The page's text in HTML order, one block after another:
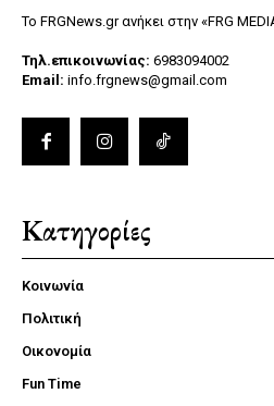
Το FRGNews.gr ανήκει στην «FRG
Τηλ.επικοινωνίας: 6983094002
Email: info.frgnews@gmail.com
Κατηγορίες
Κοινωνία
Πολιτική
Οικονομία
Fun Time